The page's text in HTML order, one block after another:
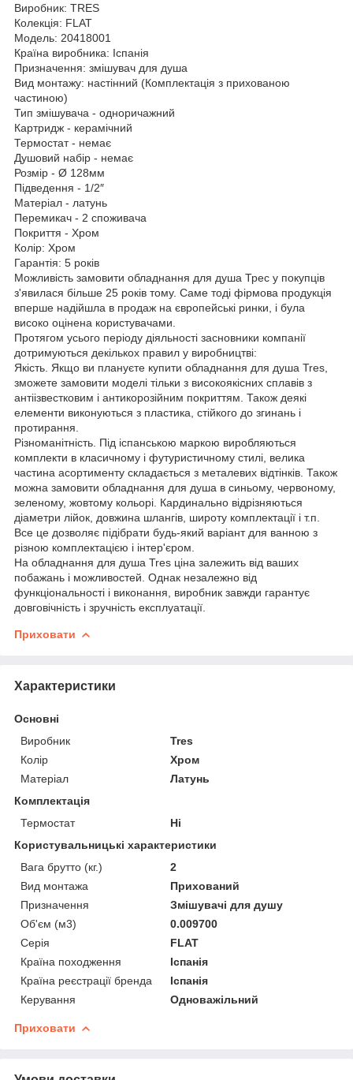
Виробник: TRES
Колекція: FLAT
Модель: 20418001
Країна виробника: Іспанія
Призначення: змішувач для душа
Вид монтажу: настінний (Комплектація з прихованою
частиною)
Тип змішувача - одноричажний
Картридж - керамічний
Термостат - немає
Душовий набір - немає
Розмір - Ø 128мм
Підведення - 1/2″
Матеріал - латунь
Перемикач - 2 споживача
Покриття - Хром
Колір: Хром
Гарантія: 5 років
Можливість замовити обладнання для душа Трес у покупців
з'явилася більше 25 років тому. Саме тоді фірмова продукція
вперше надійшла в продаж на європейські ринки, і була
високо оцінена користувачами.
Протягом усього періоду діяльності засновники компанії
дотримуються декількох правил у виробництві:
Якість. Якщо ви плануєте купити обладнання для душа Tres,
зможете замовити моделі тільки з високоякісних сплавів з
антіізвестковим і антикорозійним покриттям. Також деякі
елементи виконуються з пластика, стійкого до згинань і
протирання.
Різноманітність. Під іспанською маркою виробляються
комплекти в класичному і футуристичному стилі, велика
частина асортименту складається з металевих відтінків. Також
можна замовити обладнання для душа в синьому, червоному,
зеленому, жовтому кольорі. Кардинально відрізняються
діаметри лійок, довжина шлангів, широту комплектації і т.п.
Все це дозволяє підібрати будь-який варіант для ванною з
різною комплектацією і інтер'єром.
На обладнання для душа Tres ціна залежить від ваших
побажань і можливостей. Однак незалежно від
функціональності і виконання, виробник завжди гарантує
довговічність і зручність експлуатації.
Приховати
Характеристики
Основні
Виробник
Tres
Колір
Хром
Матеріал
Латунь
Комплектація
Термостат
Ні
Користувальницькі характеристики
Вага брутто (кг.)
2
Вид монтажа
Прихований
Призначення
Змішувачі для душу
Об'єм (м3)
0.009700
Серія
FLAT
Країна походження
Іспанія
Країна реєстрації бренда
Іспанія
Керування
Одноважільний
Приховати